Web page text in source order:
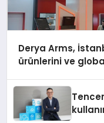
Derya Arms,
ürünlerini ve